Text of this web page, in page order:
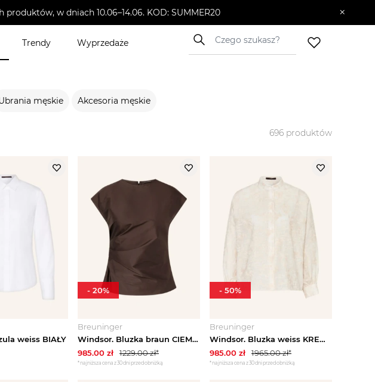
w dniach 10.06–14.06. KOD: SUMMER20 ×
Trendy Wyprzedaże
męskie Akcesoria męskie
696 produktów
weiss BIAŁY
Breuninger
Windsor. Bluzka braun CIEMNOBRĄZOWY
985.00 zł 1229.00zł*
*najniższa cena z 30 dni przed obniżką
- 20%
Breuninger
Windsor. Bluzka weiss KREMOWY
985.00 zł 1965.00zł*
*najniższa cena z 30 dni przed obniżką
- 50%